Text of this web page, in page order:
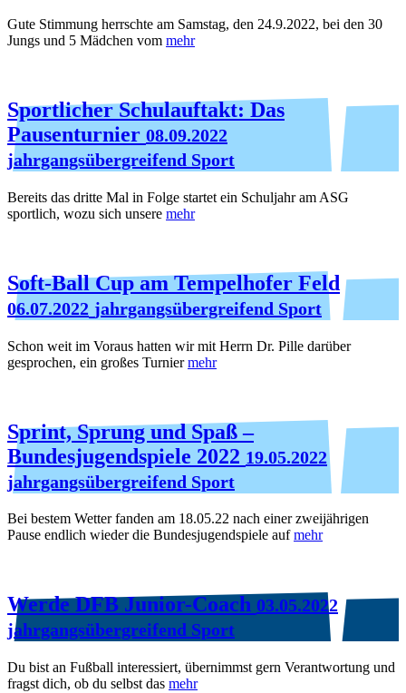
Gute Stimmung herrschte am Samstag, den 24.9.2022, bei den 30
Jungs und 5 Mädchen vom mehr
Sportlicher Schulauftakt: Das
Pausenturnier 08.09.2022
jahrgangsübergreifend Sport
Bereits das dritte Mal in Folge startet ein Schuljahr am ASG
sportlich, wozu sich unsere mehr
Soft-Ball Cup am Tempelhofer Feld
06.07.2022 jahrgangsübergreifend Sport
Schon weit im Voraus hatten wir mit Herrn Dr. Pille darüber
gesprochen, ein großes Turniermehr
Sprint, Sprung und Spaß –
Bundesjugendspiele 2022 19.05.2022
jahrgangsübergreifend Sport
Bei bestem Wetter fanden am 18.05.22 nach einer zweijährigen
Pause endlich wieder die Bundesjugendspiele aufmehr
Werde DFB Junior-Coach 03.05.2022
jahrgangsübergreifend Sport
Du bist an Fußball interessiert, übernimmst gern Verantwortung und
fragst dich, ob du selbst das mehr